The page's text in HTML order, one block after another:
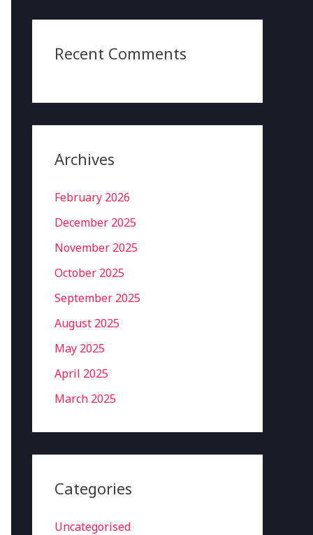
Recent Comments
Archives
February 2026
December 2025
November 2025
October 2025
September 2025
August 2025
May 2025
April 2025
March 2025
Categories
Uncategorised